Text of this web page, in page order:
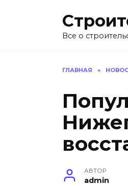
Все о
ГЛАВНАЯ »
АВТОР
admin